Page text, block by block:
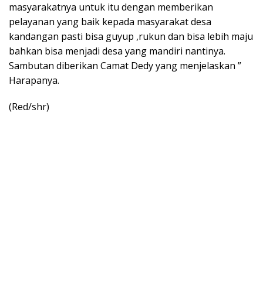
masyarakatnya untuk itu dengan memberikan
pelayanan yang baik kepada masyarakat desa
kandangan pasti bisa guyup ,rukun dan bisa lebih maju
bahkan bisa menjadi desa yang mandiri nantinya.
Sambutan diberikan Camat Dedy yang menjelaskan ”
Harapanya.
(Red/shr)